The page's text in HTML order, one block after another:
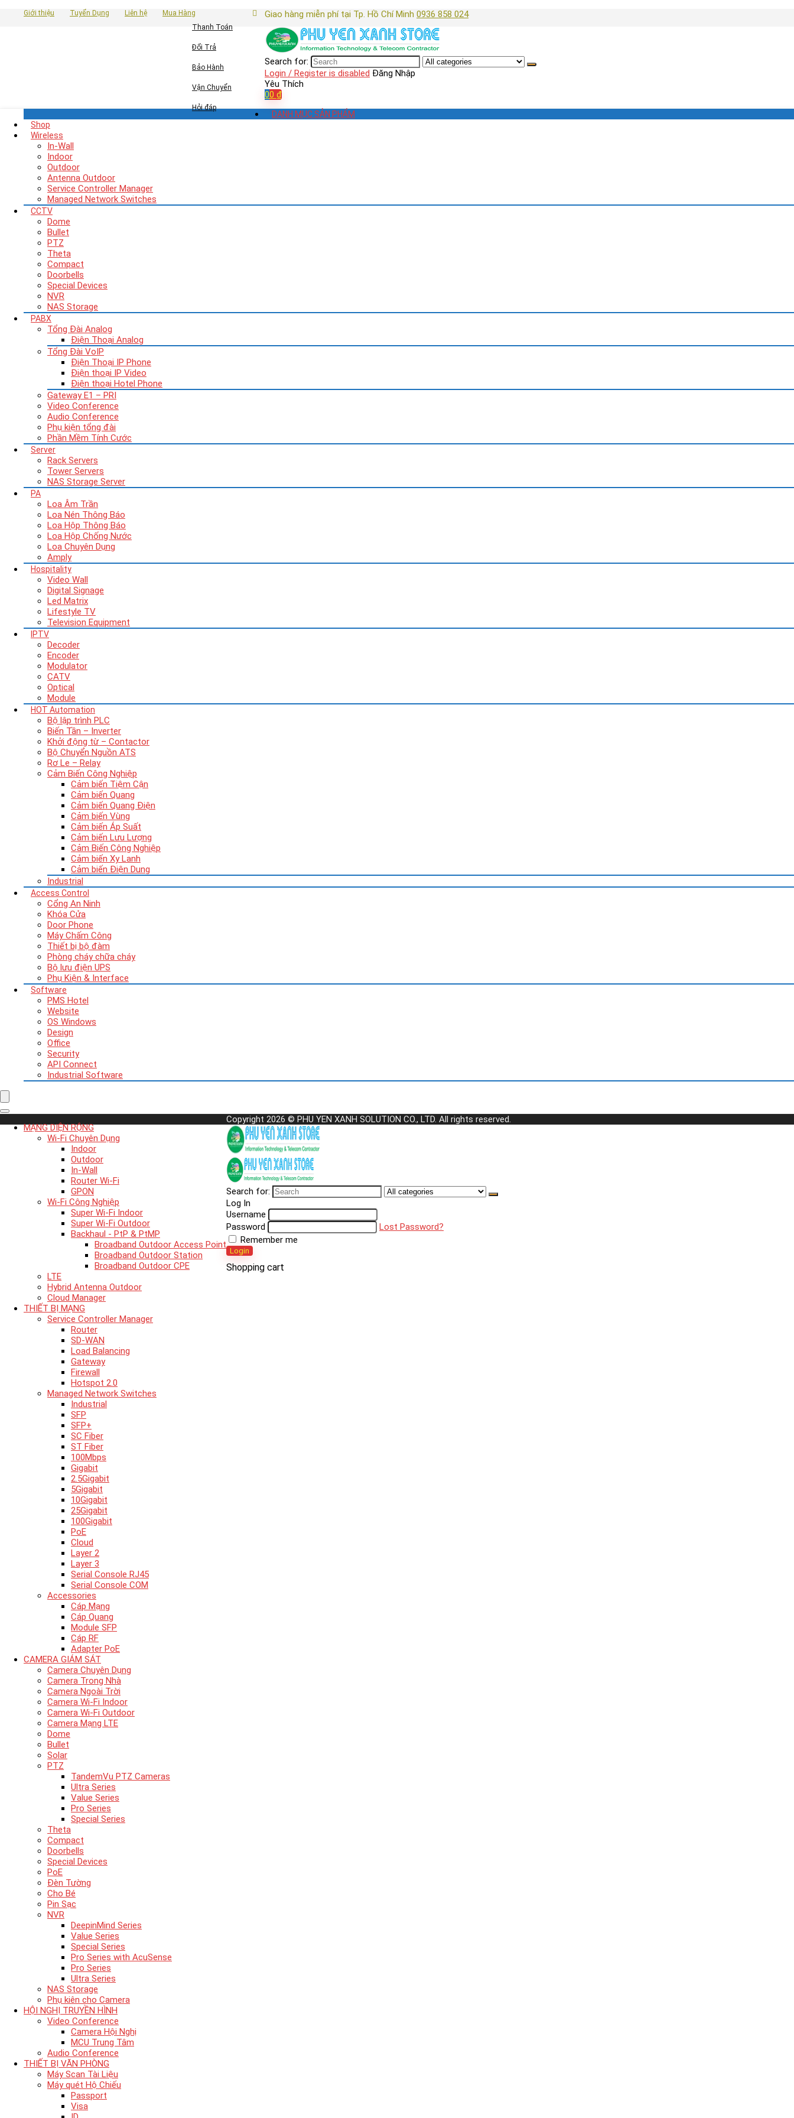
Giới thiệu Tuyển Dụng Liên hệ
Mua Hàng
Thanh Toán
Đổi Trả
Bảo Hành
Vận Chuyển
Hỏi đáp
Giao hàng miễn phí tại Tp. Hồ Chí Minh 0936 858 024
Search for:
Login / Register is disabled Đăng Nhập
Yêu Thích
00 ₫
DANH MỤC SẢN PHẨM
Shop
Wireless
In-Wall
Indoor
Outdoor
Antenna Outdoor
Service Controller Manager
Managed Network Switches
CCTV
Dome
Bullet
PTZ
Theta
Compact
Doorbells
Special Devices
NVR
NAS Storage
PABX
Tổng Đài Analog
Điện Thoại Analog
Tổng Đài VoIP
Điện Thoại IP Phone
Điện thoại IP Video
Điện thoại Hotel Phone
Gateway E1 – PRI
Video Conference
Audio Conference
Phụ kiện tổng đài
Phần Mềm Tính Cước
Server
Rack Servers
Tower Servers
NAS Storage Server
PA
Loa Âm Trần
Loa Nén Thông Báo
Loa Hộp Thông Báo
Loa Hộp Chống Nước
Loa Chuyên Dụng
Amply
Hospitality
Video Wall
Digital Signage
Led Matrix
Lifestyle TV
Television Equipment
IPTV
Decoder
Encoder
Modulator
CATV
Optical
Module
HOT Automation
Bộ lập trình PLC
Biến Tần – Inverter
Khởi động từ – Contactor
Bộ Chuyển Nguồn ATS
Rơ Le – Relay
Cảm Biến Công Nghiệp
Cảm biến Tiệm Cận
Cảm biến Quang
Cảm biến Quang Điện
Cảm biến Vùng
Cảm biến Áp Suất
Cảm biến Lưu Lượng
Cảm Biến Công Nghiệp
Cảm biến Xy Lanh
Cảm biến Điện Dung
Industrial
Access Control
Cổng An Ninh
Khóa Cửa
Door Phone
Máy Chấm Công
Thiết bị bộ đàm
Phòng cháy chữa cháy
Bộ lưu điện UPS
Phụ Kiện & Interface
Software
PMS Hotel
Website
OS Windows
Design
Office
Security
API Connect
Industrial Software
MẠNG DIỆN RỘNG
Wi-Fi Chuyên Dụng
Indoor
Outdoor
In-Wall
Router Wi-Fi
GPON
Wi-Fi Công Nghiệp
Super Wi-Fi Indoor
Super Wi-Fi Outdoor
Backhaul - PtP & PtMP
Broadband Outdoor Access Point
Broadband Outdoor Station
Broadband Outdoor CPE
LTE
Hybrid Antenna Outdoor
Cloud Manager
THIẾT BỊ MẠNG
Service Controller Manager
Router
SD-WAN
Load Balancing
Gateway
Firewall
Hotspot 2.0
Managed Network Switches
Industrial
SFP
SFP+
SC Fiber
ST Fiber
100Mbps
Gigabit
2.5Gigabit
5Gigabit
10Gigabit
25Gigabit
100Gigabit
PoE
Cloud
Layer 2
Layer 3
Serial Console RJ45
Serial Console COM
Accessories
Cáp Mạng
Cáp Quang
Module SFP
Cáp RF
Adapter PoE
CAMERA GIÁM SÁT
Camera Chuyên Dụng
Camera Trong Nhà
Camera Ngoài Trời
Camera Wi-Fi Indoor
Camera Wi-Fi Outdoor
Camera Mạng LTE
Dome
Bullet
Solar
PTZ
TandemVu PTZ Cameras
Ultra Series
Value Series
Pro Series
Special Series
Theta
Compact
Doorbells
Special Devices
PoE
Đèn Tường
Cho Bé
Pin Sạc
NVR
DeepinMind Series
Value Series
Special Series
Pro Series with AcuSense
Pro Series
Ultra Series
NAS Storage
Phụ kiên cho Camera
HỘI NGHỊ TRUYỀN HÌNH
Video Conference
Camera Hội Nghị
MCU Trung Tâm
Audio Conference
THIẾT BỊ VĂN PHÒNG
Máy Scan Tài Liệu
Máy quét Hộ Chiếu
Passport
Visa
Copyright 2026 © PHU YEN XANH SOLUTION CO., LTD. All rights reserved.
Search for:
Log In
Username
Password
Lost Password?
Remember me
Login
Shopping cart